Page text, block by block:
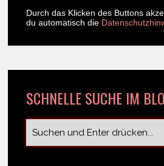
Durch das Klicken des Buttons
du automatisch die
SCHNELLE SUCHE IM